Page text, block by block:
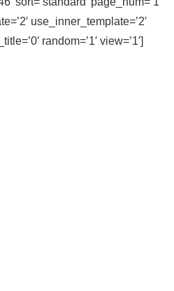
use_inner_template=’2′
random=’1′ view=’1′]